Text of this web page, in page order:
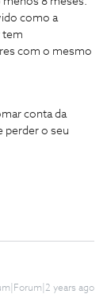
como a
tem
com o mesmo
conta da
perder o seu
years ago